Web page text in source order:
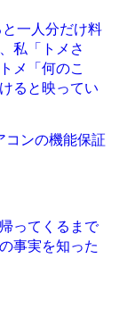
と一人分だけ料
私「トメさ
メ「何のこ
ると映ってい
コンの機能保証
ってくるまで
事実を知った